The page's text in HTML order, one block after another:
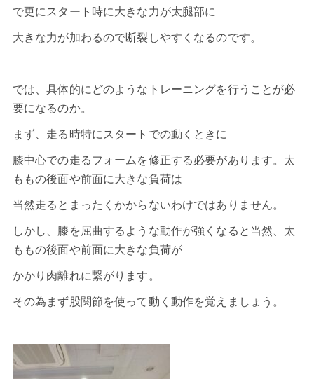
で更にスタート時に大きな力が太腿部に
大きな力が加わるので断裂しやすくなるのです。
では、具体的にどのようなトレーニングを行うことが必
要になるのか。
まず、走る時特にスタートでの動くときに
膝中心での走るフォームを修正する必要があります。太
ももの後面や前面に大きな負荷は
当然走るとまったくかからないわけではありません。
しかし、膝を屈曲するような動作が強くなると当然、太
ももの後面や前面に大きな負荷が
かかり肉離れに繋がります。
その為まず股関節を使って動く動作を覚えましょう。